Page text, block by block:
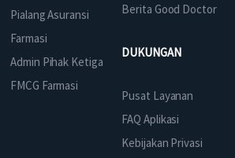
Pialang Asuransi
Farmasi
Admin Pihak Ketiga
FMCG Farmasi
Berita Good Doctor
DUKUNGAN
Pusat Layanan
FAQ Aplikasi
Kebijakan Privasi